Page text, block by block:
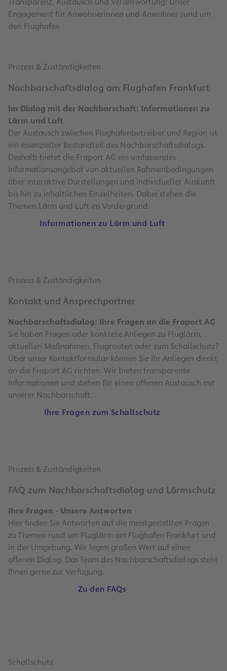
Engagement für Anwohnerinnen und Anwohner rund um
den Flughafen
Prozess & Zuständigkeiten
Nachbarschaftsdialog am Flughafen Frankfurt
Im Dialog mit der Nachbarschaft: Informationen zu
Lärm und Luft
Der Austausch zwischen Flughafenbetreiber und Region ist
ein essenzieller Bestandteil des Nachbarschaftsdialogs.
Deshalb bietet die Fraport AG ein umfassendes
Informationsangebot von aktuellen Rahmenbedingungen
über interaktive Darstellungen und individueller Auskunft
bis hin zu inhaltlichen Einzelheiten. Dabei stehen die
Themen Lärm und Luft im Vordergrund.
Informationen zu Lärm und Luft
Prozess & Zuständigkeiten
Kontakt und Ansprechpartner
Nachbarschaftsdialog: Ihre Fragen an die Fraport AG
Sie haben Fragen oder konkrete Anliegen zu Fluglärm,
aktuellen Maßnahmen, Flugrouten oder zum Schallschutz?
Über unser Kontaktformular können Sie Ihr Anliegen direkt
an die Fraport AG richten. Wir bieten transparente
Informationen und stehen für einen offenen Austausch mit
unserer Nachbarschaft.
Ihre Fragen zum Schallschutz
Prozess & Zuständigkeiten
FAQ zum Nachbarschaftsdialog und Lärmschutz
Ihre Fragen - Unsere Antworten
Hier finden Sie Antworten auf die meistgestellten Fragen
zu Themen rund um Fluglärm am Flughafen Frankfurt und
in der Umgebung. Wir legen großen Wert auf einen
offenen Dialog. Das Team des Nachbarschaftsdialogs steht
Ihnen gerne zur Verfügung.
Zu den FAQs
Schallschutz